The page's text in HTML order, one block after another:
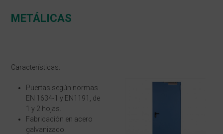
METÁLICAS
Características:
Puertas según normas
EN 1634-1 y EN1191, de
1 y 2 hojas.
Fabricación en acero
galvanizado.